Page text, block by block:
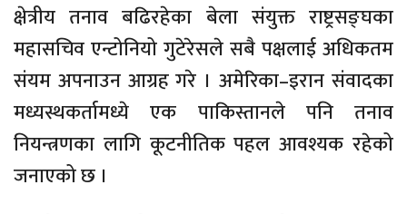
क्षेत्रीय तनाव बढिरहेका बेला संयुक्त राष्ट्रसङ्घका
महासचिव एन्टोनियो गुटेरेसले सबै पक्षलाई अधिकतम
संयम अपनाउन आग्रह गरे । अमेरिका–इरान संवादका
मध्यस्थकर्तामध्ये एक पाकिस्तानले पनि तनाव
नियन्त्रणका लागि कूटनीतिक पहल आवश्यक रहेको
जनाएको छ ।